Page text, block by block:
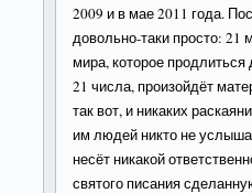
2009 и в мае 2011 года.
довольно-таки просто: 21
мира, которое продлиться
21 числа, произойдёт
так вот, и никаких
им людей никто не
несёт никакой
святого писания